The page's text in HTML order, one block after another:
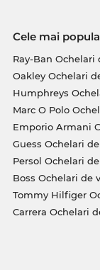
Cele mai
Ray-Ban Ochelari
Oakley Ochelari
Humphreys
Marc O Polo
Emporio Armani
Guess Ochelari
Persol Ochelari
Boss Ochelari de
Tommy Hilfiger
Carrera Ochelari